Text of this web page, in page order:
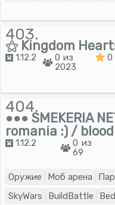
403.
⚝ Kingdom
1.12.2
0 из
2023
0
404.
●●● SMEKERIA
romania :) /
1.12.2
0 из
69
Оружие Моб арена
SkyWars
BuildBattle